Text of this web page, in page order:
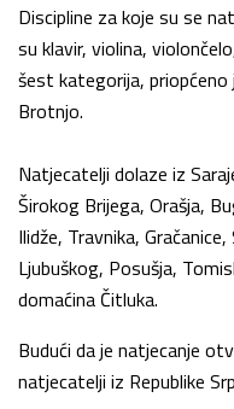
Discipline za koje su se
su klavir, violina,
šest kategorija, priopćeno
Brotnjo.
Natjecatelji dolaze iz
Širokog Brijega, Orašja,
Ilidže, Travnika,
Ljubuškog, Posušja,
domaćina Čitluka.
Budući da je natjecanje
natjecatelji iz Republike